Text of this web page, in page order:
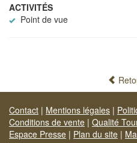
ACTIVITÉS
Point de vue
Contact | Mentions légales |
Conditions de vente | Qualité
Espace Presse | Plan du site |